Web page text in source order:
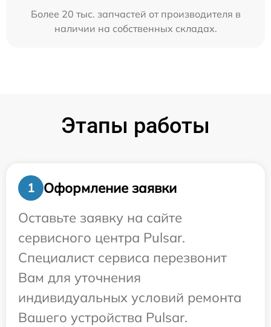
Более 20 тыс. запчастей от производителя в
наличии на собственных складах.
Этапы работы
1
Оформление заявки
Оставьте заявку на сайте
сервисного центра Pulsar.
Специалист сервиса перезвонит
Вам для уточнения
индивидуальных условий ремонта
Вашего устройства Pulsar.